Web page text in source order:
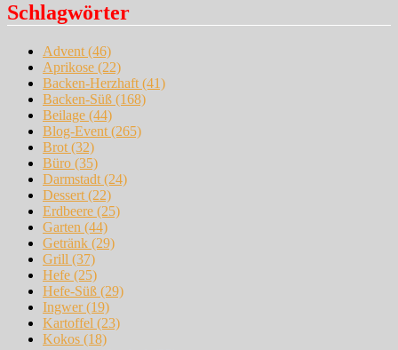
Schlagwörter
Advent (46)
Aprikose (22)
Backen-Herzhaft (41)
Backen-Süß (168)
Beilage (44)
Blog-Event (265)
Brot (32)
Büro (35)
Darmstadt (24)
Dessert (22)
Erdbeere (25)
Garten (44)
Getränk (29)
Grill (37)
Hefe (25)
Hefe-Süß (29)
Ingwer(19)
Kartoffel (23)
Kokos (18)